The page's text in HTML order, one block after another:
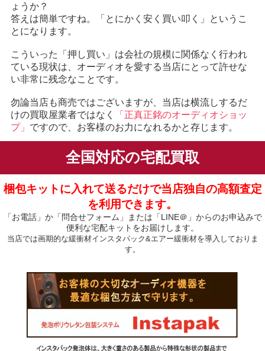
ょうか？
答えは簡単ですね。「とにかく安く買い叩く」というこ
とになります。
こういった「押し買い」は会社の規模に関係なく行われ
ている現状は、オーディオを愛する当店にとって許せな
い非常に残念なことです。
勿論当店も商売ではございますが、当店は横流しするだ
けの買取屋業者ではなく
「正真正銘のオーディオショッ
プ」 ですので、お客様のお力になれるかと存じます。
全国対応の宅配買取
梱包キットに入れて送るだけで当店独自の高額査定
を利用できます。
「お電話」か「問合せフォーム」または「LINE＠」からのお申込みで
便利な宅配キットをお届けします。
当店では画期的な緩衝材インスタパック&エアー緩衝材を導入しておりま
す。